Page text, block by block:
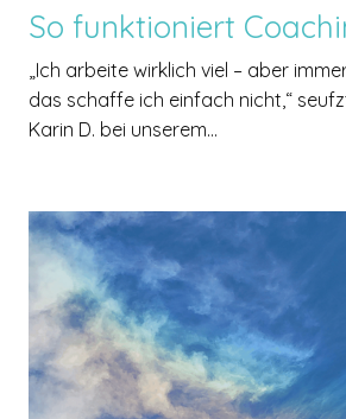
So funktioniert
„Ich arbeite wirklich viel – aber
das schaffe ich einfach nicht,“
Karin D. bei unserem...